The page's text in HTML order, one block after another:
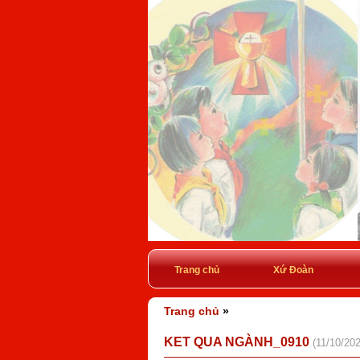
Trang chủ Xứ Đoàn
Trang chủ »
KET QUA NGÀNH_0910 (11/10/